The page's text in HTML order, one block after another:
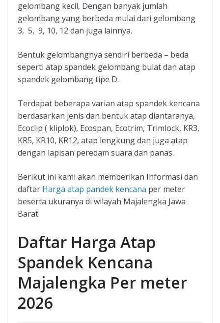
gelombang kecil, Dengan banyak jumlah
gelombang yang berbeda mulai dari gelombang
3, 5, 9, 10, 12 dan juga lainnya.
Bentuk gelombangnya sendiri berbeda – beda
seperti atap spandek gelombang bulat dan atap
spandek gelombang tipe D.
Terdapat beberapa varian atap spandek kencana
berdasarkan jenis dan bentuk atap diantaranya,
Ecoclip ( kliplok), Ecospan, Ecotrim, Trimlock, KR3,
KR5, KR10, KR12, atap lengkung dan juga atap
dengan lapisan peredam suara dan panas.
Berikut ini kami akan memberikan Informasi dan
daftar Harga atap pandek kencana per meter
beserta ukuranya di wilayah Majalengka Jawa
Barat.
Daftar Harga Atap
Spandek Kencana
Majalengka Per meter
2026